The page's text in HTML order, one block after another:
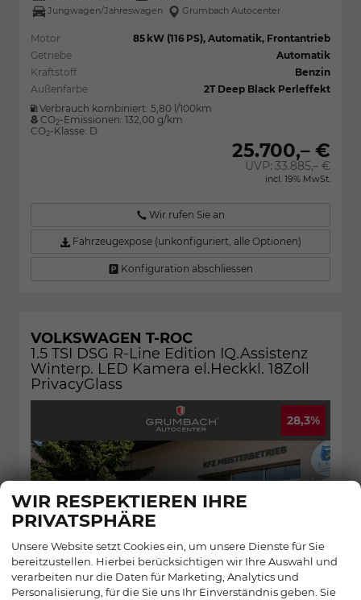
Jungwagen/Jahreswagen
Grumbach Autocenter
Motor
85 kW (116 PS), Automatik, Frontantrieb
Getriebe
Automatik
Kraftstoff
Benzin
Außenfarbe
2T Deep Black Perleffekt
Verbrauch kombiniert: 5,80 l/100km
CO2-Emissionen: 132,00 g/km
CO2-Klasse: D
25.700,– €
UVP:33.885,– €
incl. 19% MwSt.
Wir rufen Sie an
Fahrzeugexpose (unkonfiguriert, alle Optionen)
Konfiguration abschliessen
VOLKSWAGEN T-ROC
1.5 TSI DSG R-Line Edition IQ.Assistenz
Winterp. LED Kamera el.Heckkl. 18Zoll
PrivacyGlass
28,3%
WIR RESPEKTIEREN IHRE
PRIVATSPHÄRE
Unsere Website setzt Cookies ein, um unsere Dienste für Sie
bereitzustellen. Hierbei berücksichtigen wir Ihre Auswahl und
verarbeiten nur die Daten für Marketing, Analytics und
Personalisierung, für die Sie uns Ihr Einverständnis geben. Sie